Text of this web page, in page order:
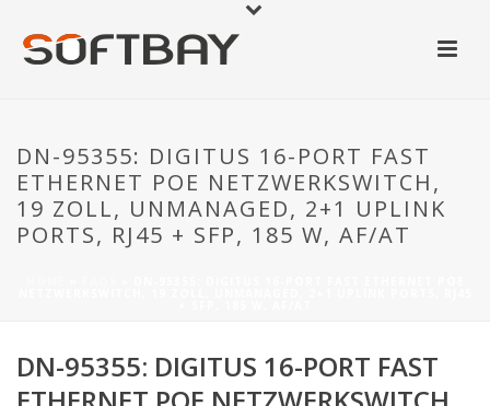
DN-95355: DIGITUS 16-PORT FAST
ETHERNET POE NETZWERKSWITCH,
19 ZOLL, UNMANAGED, 2+1 UPLINK
PORTS, RJ45 + SFP, 185 W, AF/AT
DN-95355: DIGITUS 16-PORT FAST